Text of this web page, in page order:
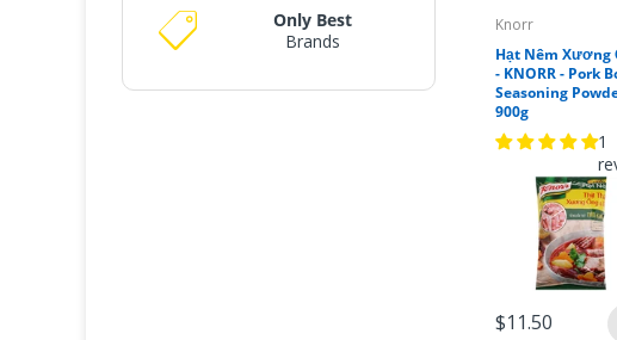
Only Best
Brands
Knorr
Hạt Nêm Xương
- KNORR - Pork
Seasoning
900g
1
$11.50